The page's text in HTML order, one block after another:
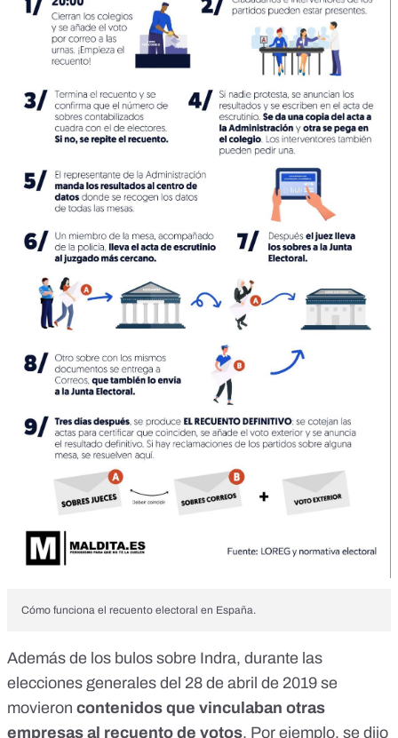
Cómo funciona el recuento electoral en España.
Además de los bulos sobre Indra, durante las
elecciones generales del 28 de abril de 2019 se
movieron contenidos que vinculaban otras
empresas al recuento de votos. Por ejemplo, se dijo